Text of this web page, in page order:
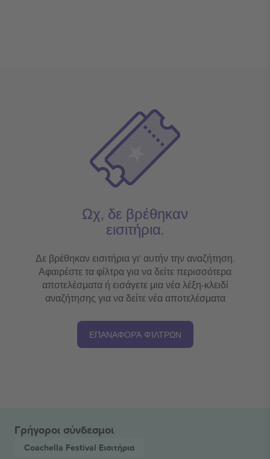
Ωχ, δε βρέθηκαν
εισιτήρια.
Δε βρέθηκαν εισιτήρια γι' αυτήν την αναζήτηση.
Αφαιρέστε τα φίλτρα για να δείτε περισσότερα
αποτελέσματα ή εισάγετε μια νέα λέξη-κλειδί
αναζήτησης για να δείτε νέα αποτελέσματα
ΕΠΑΝΑΦΟΡΆ ΦΊΛΤΡΩΝ
Γρήγοροι σύνδεσμοι
Coachella Festival Εισιτήρια